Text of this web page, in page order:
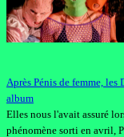
Après Pénis de femme,
album
Elles nous l'avait assuré
phénomène sorti en avril,